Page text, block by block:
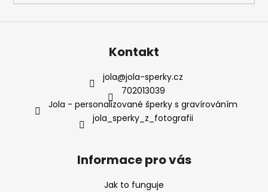
Kontakt
jola@jola-sperky.cz
702013039
Jola - personalizované šperky s gravírováním
jola_sperky_z_fotografii
Informace pro vás
Jak to funguje